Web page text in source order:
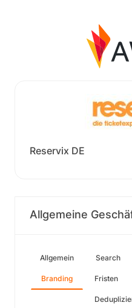
Reservix DE
Allgemeine
Allgemein Search
Branding Fristen